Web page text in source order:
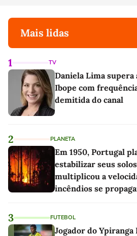
Mais lidas
1 TV
Daniela Lima supera
Ibope com
demitida do canal
2 PLANETA
Em 1950, Portugal
estabilizar seus
multiplicou a
incêndios se
3 FUTEBOL
Jogador do Ypiranga